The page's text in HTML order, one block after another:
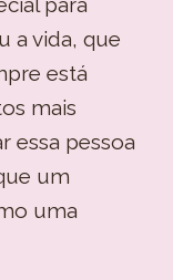
a vida, que
está
mais
essa pessoa
um
uma